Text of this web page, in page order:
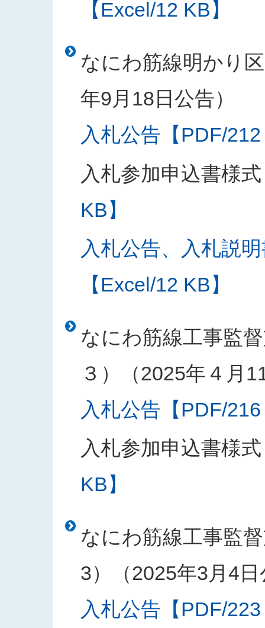
【Excel/12 KB】
なにわ筋線明かり
年9月18日公告）
入札公告【PDF/
入札参加申込書様式
KB】
入札公告、入札説
【Excel/12 KB】
なにわ筋線工事監
３）（2025年４月
入札公告【PDF/
入札参加申込書様式
KB】
なにわ筋線工事監
3）（2025年3月4
入札公告【PDF/